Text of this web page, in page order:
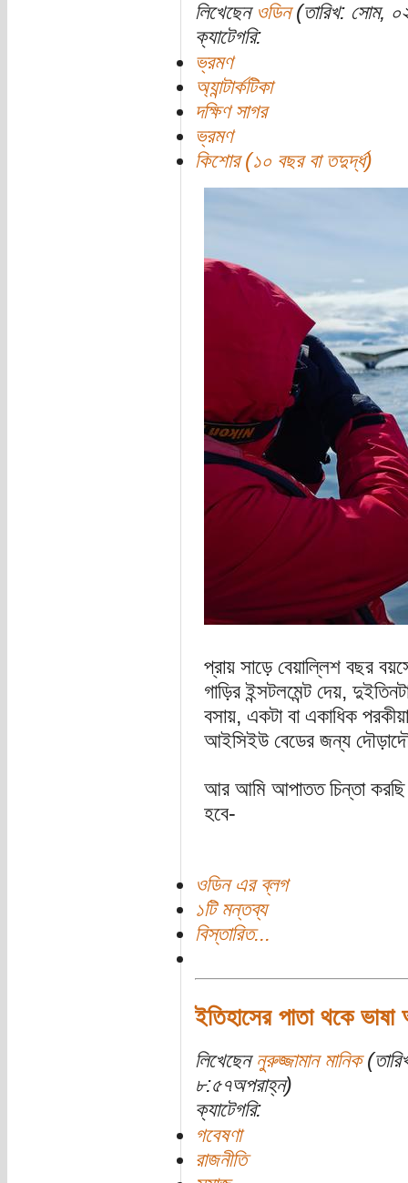
লিখেছেন ওডিন(তারিখ: সোম,
ক্যাটেগরি:
ভ্রমণ
অ্যান্টার্কটিকা
দক্ষিণ সাগর
ভ্রমণ
কিশোর (১০ বছর বা তদুর্দ্ধ)
প্রায় সাড়ে বেয়াল্লিশ বছর
গাড়ির ইন্সটলমেন্ট দেয়,
বসায়, একটা বা একাধিক
আইসিইউ বেডের জন্য
আর আমি আপাতত চিন্তা করছি
হবে-
ওডিন এর ব্লগ
১টি মন্তব্য
বিস্তারিত...
ইতিহাসের পাতা থকে ভাষা
লিখেছেন নুরুজ্জামান মানিক
৮:৫৭অপরাহ্ন)
ক্যাটেগরি:
গবেষণা
রাজনীতি